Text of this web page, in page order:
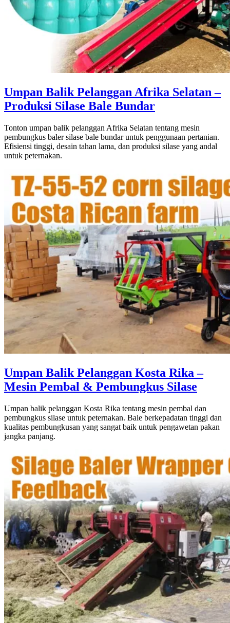
Umpan Balik Pelanggan Afrika Selatan –
Produksi Silase Bale Bundar
Tonton umpan balik pelanggan Afrika Selatan tentang mesin
pembungkus baler silase bale bundar untuk penggunaan pertanian.
Efisiensi tinggi, desain tahan lama, dan produksi silase yang andal
untuk peternakan.
Umpan Balik Pelanggan Kosta Rika –
Mesin Pembal & Pembungkus Silase
Umpan balik pelanggan Kosta Rika tentang mesin pembal dan
pembungkus silase untuk peternakan. Bale berkepadatan tinggi dan
kualitas pembungkusan yang sangat baik untuk pengawetan pakan
jangka panjang.